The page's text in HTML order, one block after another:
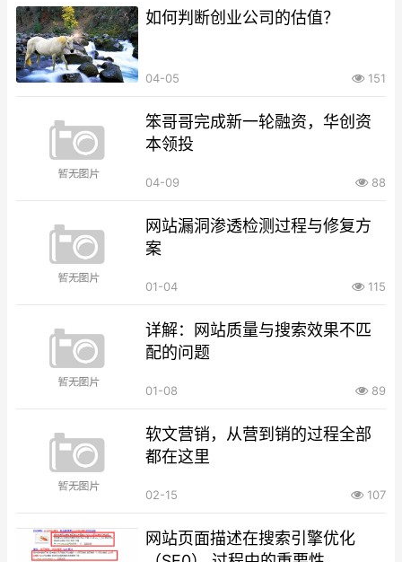
如何判断创业公司的估值？
04-05 151
笨哥哥完成新一轮融资，华创资
本领投
04-09 88
网站漏洞渗透检测过程与修复方
案
01-04 115
详解：网站质量与搜索效果不匹
配的问题
01-08 89
软文营销，从营到销的过程全部
都在这里
02-15 107
网站页面描述在搜索引擎优化